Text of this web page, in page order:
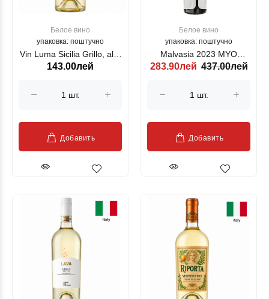
Белое вино
упаковка: поштучно
Vin Luma Sicilia Grillo, alb,
750 ml
143.00лей
Добавить
Белое вино
упаковка: поштучно
Malvasia 2023 MYO
ZORZETTIG alb, 750ml
283.90лей 437.00лей
Добавить